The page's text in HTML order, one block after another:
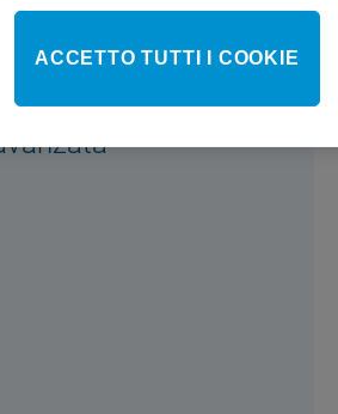
ACCETTO TUTTI I COOKIE